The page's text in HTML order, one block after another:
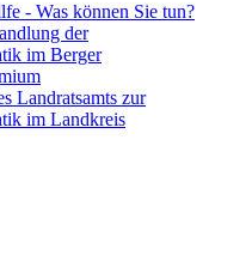
- Was können Sie tun?
der
im Berger
Landratsamts zur
im Landkreis